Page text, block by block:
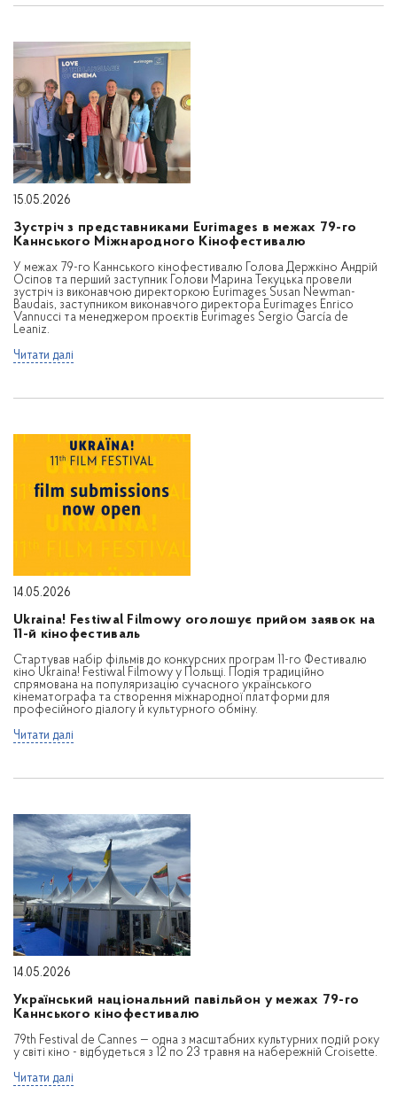
15.05.2026
Зустріч з представниками Eurimages в межах 79-го
Каннського Міжнародного Кінофестивалю
У межах 79-го Каннського кінофестивалю Голова Держкіно Андрій
Осіпов та перший заступник Голови Марина Текуцька провели
зустріч із виконавчою директоркою Eurimages Susan Newman-
Baudais, заступником виконавчого директора Eurimages Enrico
Vannucci та менеджером проєктів Eurimages Sergio García de
Leaniz.
Читати далі
14.05.2026
Ukraina! Festiwal Filmowy оголошує прийом заявок на
11-й кінофестиваль
Стартував набір фільмів до конкурсних програм 11-го Фестивалю
кіно Ukraina! Festiwal Filmowy у Польщі. Подія традиційно
спрямована на популяризацію сучасного українського
кінематографа та створення міжнародної платформи для
професійного діалогу й культурного обміну.
Читати далі
14.05.2026
Український національний павільйон у межах 79-го
Каннського кінофестивалю
79th Festival de Cannes — одна з масштабних культурних подій року
у світі кіно - відбудеться з 12 по 23 травня на набережній Croisette.
Читати далі